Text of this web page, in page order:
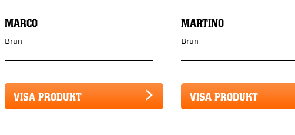
MARCO
Brun
VISA PRODUKT
MARTINO
Brun
VISA PRODUKT